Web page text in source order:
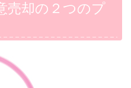
売却の２つのプ